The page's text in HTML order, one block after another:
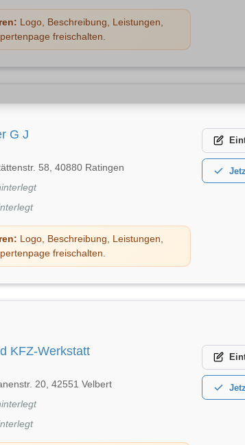
Logo, Beschreibung, Leistungen,
freischalten.
G J
58, 40880 Ratingen
Logo, Beschreibung, Leistungen,
freischalten.
KFZ-Werkstatt
20, 42551 Velbert